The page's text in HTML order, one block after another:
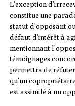
L’exception
constitue une
statut d’opposant
défaut d’intérêt à
mentionnant
témoignages
permettra de
qu’un
est assimilé à un